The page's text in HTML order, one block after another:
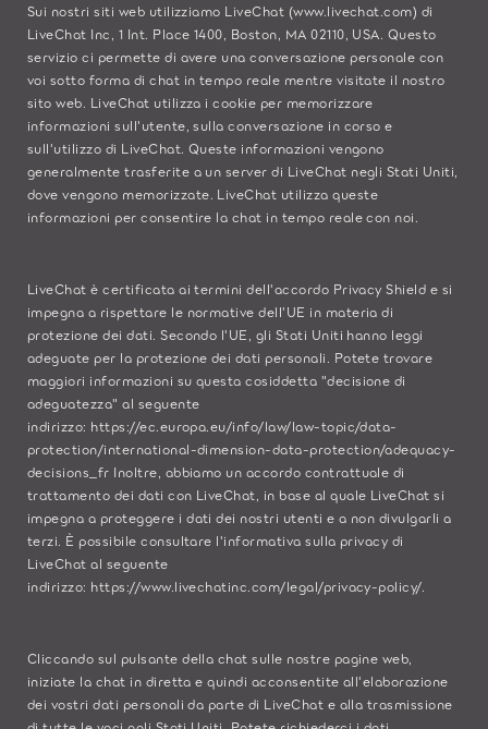
Sui nostri siti web utilizziamo LiveChat (www.livechat.com) di
LiveChat Inc, 1 Int. Place 1400, Boston, MA 02110, USA. Questo
servizio ci permette di avere una conversazione personale con
voi sotto forma di chat in tempo reale mentre visitate il nostro
sito web. LiveChat utilizza i cookie per memorizzare
informazioni sull'utente, sulla conversazione in corso e
sull'utilizzo di LiveChat. Queste informazioni vengono
generalmente trasferite a un server di LiveChat negli Stati Uniti,
dove vengono memorizzate. LiveChat utilizza queste
informazioni per consentire la chat in tempo reale con noi.
LiveChat è certificata ai termini dell'accordo Privacy Shield e si
impegna a rispettare le normative dell'UE in materia di
protezione dei dati. Secondo l'UE, gli Stati Uniti hanno leggi
adeguate per la protezione dei dati personali. Potete trovare
maggiori informazioni su questa cosiddetta "decisione di
adeguatezza" al seguente
indirizzo: https://ec.europa.eu/info/law/law-topic/data-
protection/international-dimension-data-protection/adequacy-
decisions_fr Inoltre, abbiamo un accordo contrattuale di
trattamento dei dati con LiveChat, in base al quale LiveChat si
impegna a proteggere i dati dei nostri utenti e a non divulgarli a
terzi. È possibile consultare l'informativa sulla privacy di
LiveChat al seguente
indirizzo: https://www.livechatinc.com/legal/privacy-policy/.
Cliccando sul pulsante della chat sulle nostre pagine web,
iniziate la chat in diretta e quindi acconsentite all'elaborazione
dei vostri dati personali da parte di LiveChat e alla trasmissione